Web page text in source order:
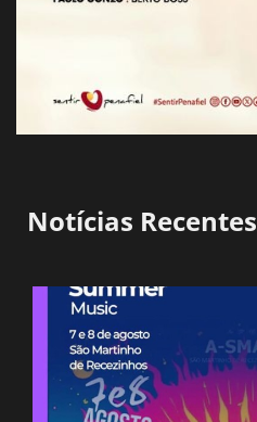
Notícias Recentes